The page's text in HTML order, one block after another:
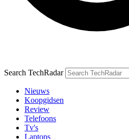
Search TechRadar
Nieuws
Koopgidsen
Review
Telefoons
Tv's
Laptops